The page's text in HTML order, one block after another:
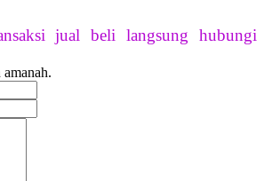
jual beli langsung hubungi